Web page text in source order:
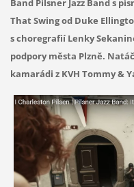
Band Pilsner Jazz Band s
That Swing od Duke
s choregrafií Lenky
podpory města Plzně.
kamarádi z KVH Tommy &